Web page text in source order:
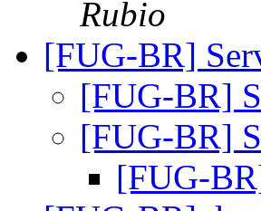
Rubio
[FUG-BR]
[FUG-BR]
[FUG-BR]
[FUG-